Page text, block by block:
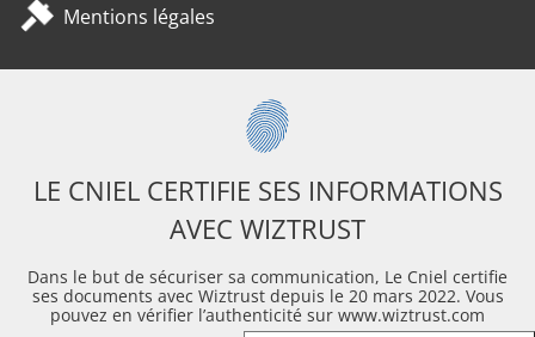
Mentions légales
LE CNIEL CERTIFIE SES INFORMATIONS
AVEC WIZTRUST
Dans le but de sécuriser sa communication, Le Cniel certifie
ses documents avec Wiztrust depuis le 20 mars 2022. Vous
pouvez en vérifier l’authenticité sur www.wiztrust.com